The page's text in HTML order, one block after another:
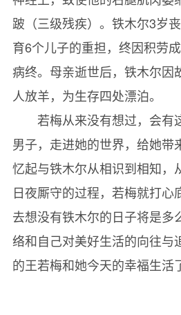
第十九章 网 友
第二十章 北京之行
第二十一章 梅子工作室（上
第二十二章 梅子工作室（下）
第二十三章 家乡之行
第二十四章 再去北京
第二十五章 为“孤独姐”请命
第二十六章 节目录制现场
第二十七章 从北京回来后
第二十八章 张海迪来看望若
第二十九章 播撒爱的种子
跛（三级残疾）。铁木尔3岁
育6个儿子的重担，终因积劳
病终。母亲逝世后，铁木尔因
人放羊，为生存四处漂泊。
若梅从来没有想过，会有
男子，走进她的世界，给她带
忆起与铁木尔从相识到相知，
日夜厮守的过程，若梅就打心
去想没有铁木尔的日子将是多
络和自己对美好生活的向往与
的王若梅和她今天的幸福生活